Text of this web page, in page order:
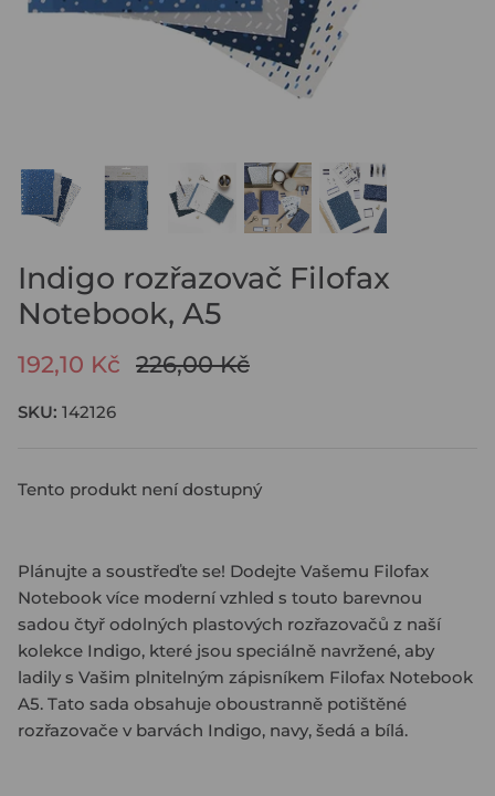
ROZPOČET SE SAFFIANO ZIP
PAPÍRY A PŘÍSLUŠENSTVÍ PRO
KOUPIT PLÁNOVAČ
KOUPIT NÁPLŇ DO PORTFOLIA
KOUPIT NÁPLŇ DO ZÁPISNÍKU
KOUPIT ARCHIVAČNÍ POŘADAČ
Indigo rozřazovač Filofax
Notebook, A5
192,10 Kč 226,00 Kč
SKU: 142126
Tento produkt není dostupný
Plánujte a soustřeďte se! Dodejte Vašemu Filofax
Notebook více moderní vzhled s touto barevnou
sadou čtyř odolných plastových rozřazovačů z naší
kolekce Indigo, které jsou speciálně navržené, aby
ladily s Vašim plnitelným zápisníkem Filofax Notebook
A5. Tato sada obsahuje oboustranně potištěné
rozřazovače v barvách Indigo, navy, šedá a bílá.